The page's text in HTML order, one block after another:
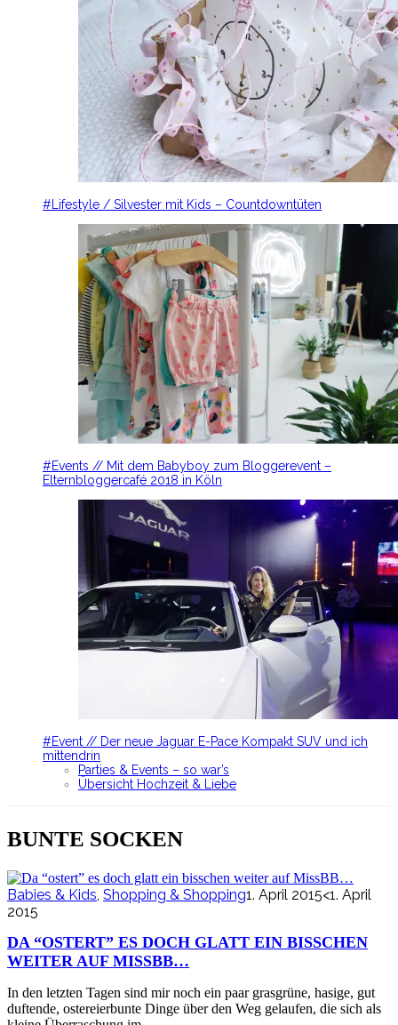
#Lifestyle / Silvester mit Kids – Countdowntüten
#Events // Mit dem Babyboy zum Bloggerevent –
Elternbloggercafé 2018 in Köln
#Event // Der neue Jaguar E-Pace Kompakt SUV und ich
mittendrin
Parties & Events – so war’s
Übersicht Hochzeit & Liebe
BUNTE SOCKEN
Babies & Kids, Shopping & Shopping1. April 2015<1. April
2015
DA “OSTERT” ES DOCH GLATT EIN BISSCHEN
WEITER AUF MISSBB…
In den letzten Tagen sind mir noch ein paar grasgrüne, hasige, gut
duftende, ostereierbunte Dinge über den Weg gelaufen, die sich als